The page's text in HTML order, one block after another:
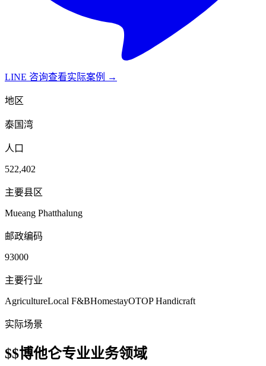
LINE 咨询查看实际案例 →
地区
泰国湾
人口
522,402
主要县区
Mueang Phatthalung
邮政编码
93000
主要行业
AgricultureLocal F&BHomestayOTOP Handicraft
实际场景
$$博他仑专业业务领域